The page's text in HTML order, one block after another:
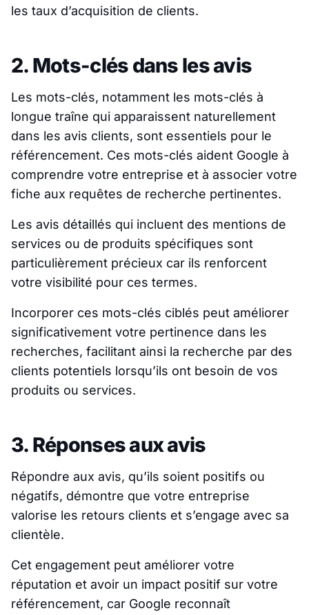
les taux d’acquisition de clients.
2. Mots-clés dans les avis
Les mots-clés, notamment les mots-clés à
longue traîne qui apparaissent naturellement
dans les avis clients, sont essentiels pour le
référencement. Ces mots-clés aident Google à
comprendre votre entreprise et à associer votre
fiche aux requêtes de recherche pertinentes.
Les avis détaillés qui incluent des mentions de
services ou de produits spécifiques sont
particulièrement précieux car ils renforcent
votre visibilité pour ces termes.
Incorporer ces mots-clés ciblés peut améliorer
significativement votre pertinence dans les
recherches, facilitant ainsi la recherche par des
clients potentiels lorsqu’ils ont besoin de vos
produits ou services.
3. Réponses aux avis
Répondre aux avis, qu’ils soient positifs ou
négatifs, démontre que votre entreprise
valorise les retours clients et s’engage avec sa
clientèle.
Cet engagement peut améliorer votre
réputation et avoir un impact positif sur votre
référencement, car Google reconnaît